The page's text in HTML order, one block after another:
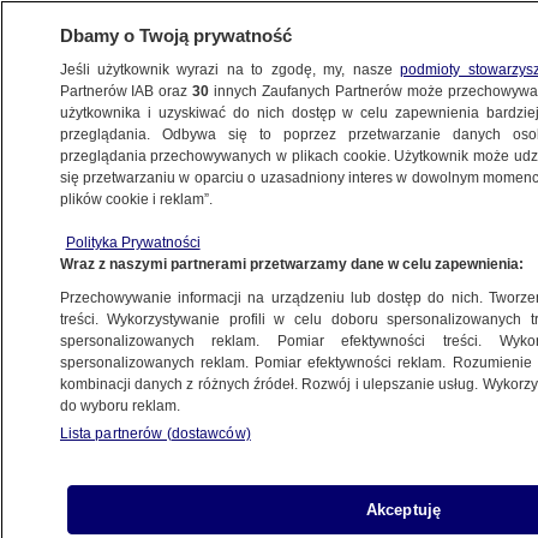
TRÓJMIASTO
opinia wciąż nie wpłynęła
7.07.2026, 12:42
Posłuchaj artykułu
Czyta lektor AI
Dbamy o Twoją prywatność
Jeśli użytkownik wyrazi na to zgodę, my, naszepodmioty
Partnerów IAB oraz30 innych Zaufanych Partnerów może
użytkownika i uzyskiwać do nich dostęp w celu zapewnienia
przeglądania. Odbywa się to poprzez przetwarzanie danych
przeglądania przechowywanych w plikach cookie. Użytkownik może
się przetwarzaniu w oparciu o uzasadniony interes w dowolnym
plików cookie i reklam”.
Polityka Prywatności
Wraz z naszymi partnerami przetwarzamy dane w celu zapewnienia:
Przechowywanie informacji na urządzeniu lub dostęp do nich.
treści. Wykorzystywanie profili w celu doboru spersonalizowanych
spersonalizowanych reklam. Pomiar efektywności treści.
spersonalizowanych reklam. Pomiar efektywności reklam.
kombinacji danych z różnych źródeł. Rozwój i ulepszanie usług.
do wyboru reklam.
Lista partnerów (dostawców)
Akceptuję